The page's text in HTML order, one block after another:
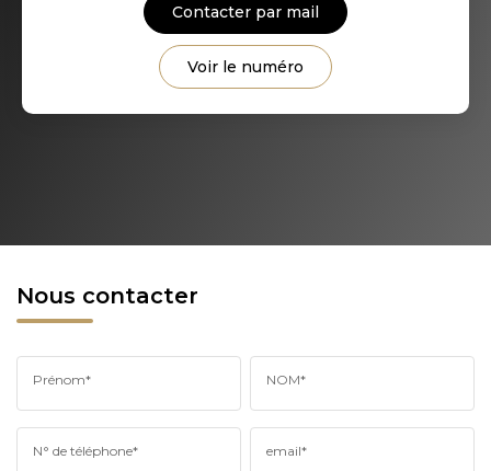
Contacter par mail
Voir le numéro
Nous contacter
Prénom* NOM*
N° de téléphone* email*